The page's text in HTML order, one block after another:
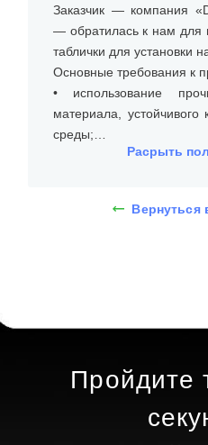
Заказчик — компания
— обратилась к нам для
таблички для установки
Основные требования к
• использование
материала,
среды;
• современный и
Для проекта была
современного
Расрыть
Вернуться
Пройдите